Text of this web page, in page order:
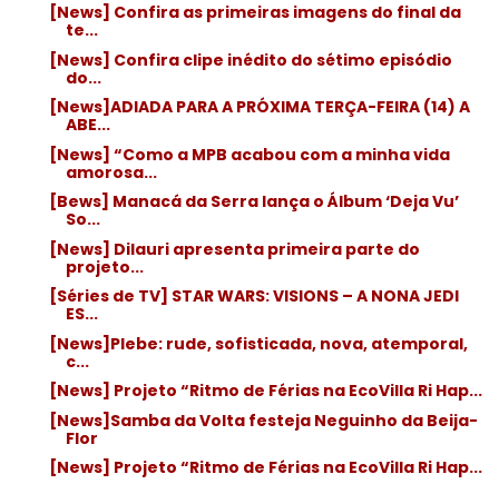
[News] Confira as primeiras imagens do final da
te...
[News] Confira clipe inédito do sétimo episódio
do...
[News]ADIADA PARA A PRÓXIMA TERÇA-FEIRA (14) A
ABE...
[News] “Como a MPB acabou com a minha vida
amorosa...
[Bews] Manacá da Serra lança o Álbum ‘Deja Vu’
So...
[News] Dilauri apresenta primeira parte do
projeto...
[Séries de TV] STAR WARS: VISIONS – A NONA JEDI
ES...
[News]Plebe: rude, sofisticada, nova, atemporal,
c...
[News] Projeto “Ritmo de Férias na EcoVilla Ri Hap...
[News]Samba da Volta festeja Neguinho da Beija-
Flor
[News] Projeto “Ritmo de Férias na EcoVilla Ri Hap...